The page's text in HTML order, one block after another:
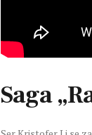
Saga